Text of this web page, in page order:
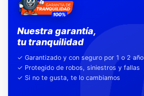
Nuestra garantía,
✓ Garantizado y con seguro por 1 o 2 años
✓ Protegido de robos, siniestros y fallas